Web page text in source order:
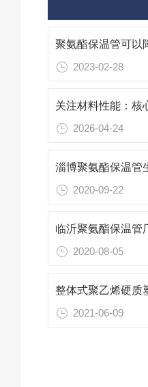
聚氨酯保温管可以
2023-02-28
关注材料性能：核
2026-04-24
2020-09-22
2020-08-05
2021-06-09